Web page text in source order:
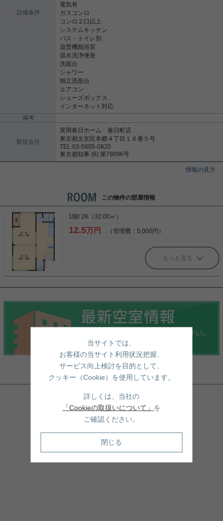
設備条件
電気有
ガスコンロ
コンロ２口以上
システムキッチン
バス・トイレ別
追焚機能浴室
温水洗浄便座
洗面台
シャワー
独立洗面台
エアコン
シューズボックス
インターネット対応
備考
取扱会社
実用春日ホーム 春日町店
東京都文京区本郷４丁目１６番５号
TEL:03-5805-0820
東京都知事 (6) 第78096号
情報の見方
この物件の部屋情報
1階/ 2K（32.00㎡）
12.5万円 （管理費：5,000円）
もっと見る
周辺地図
当サイトでは、
お客様の当サイト利用状況把握、
サービス向上検討を目的として、
クッキー（Cookie）を使用しています。
詳しくは、当社の
「Cookieの取扱いについて」 を
ご確認ください。
閉じる